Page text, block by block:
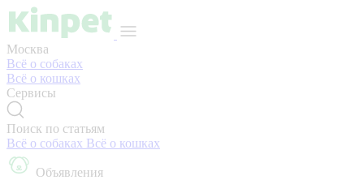
Москва
Всё о собаках
Всё о кошках
Сервисы
Поиск по статьям
Всё о собаках Всё о кошках
Объявления